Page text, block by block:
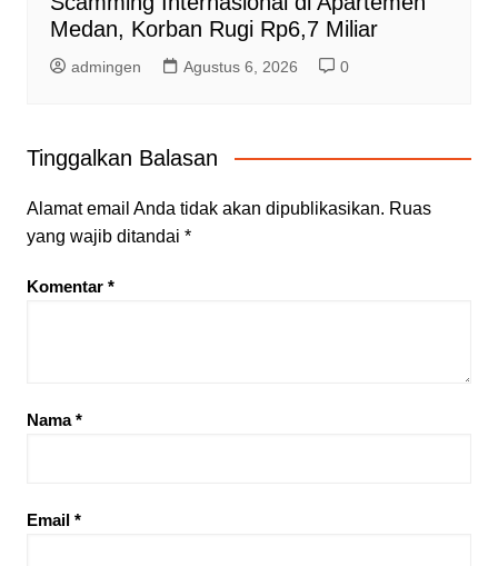
Medan, Korban Rugi Rp6,7 Miliar
admingen Agustus 6, 2026 0
Tinggalkan Balasan
Alamat email Anda tidak akan dipublikasikan. Ruas
yang wajib ditandai *
Komentar *
Nama*
Email *